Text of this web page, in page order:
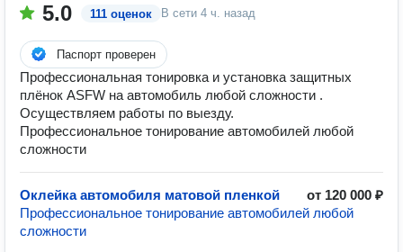
5.0 111 оценок В сети 4 ч. назад
Паспорт проверен
Профессиональная тонировка и установка защитных
плёнок ASFW на автомобиль любой сложности .
Осуществляем работы по выезду.
Профессиональное тонирование автомобилей любой
сложности
Оклейка автомобиля матовой пленкой
от 120 000 ₽
Профессиональное тонирование автомобилей любой
сложности